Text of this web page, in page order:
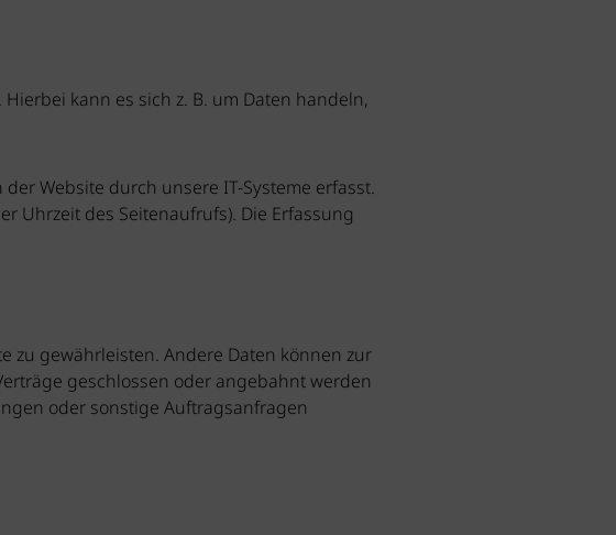
kann es sich z. B. um Daten handeln,
Website durch unsere IT-Systeme erfasst.
Uhrzeit des Seitenaufrufs). Die Erfassung
zu gewährleisten. Andere Daten können zur
geschlossen oder angebahnt werden
oder sonstige Auftragsanfragen